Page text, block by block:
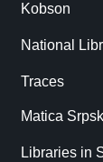
Kobson
National
Traces
Matica
Libraries in